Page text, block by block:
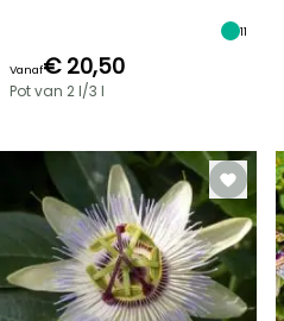
11
Vanaf€ 20,50
Pot van 2 l/3 l